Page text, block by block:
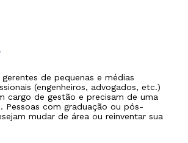
de pequenas e médias
(engenheiros, advogados, etc.)
cargo de gestão e precisam de uma
Pessoas com graduação ou pós-
mudar de área ou reinventar sua